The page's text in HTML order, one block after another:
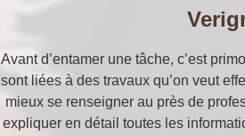
Avant d’entamer une tâche, c’est
sont liées à des travaux qu’on veut
mieux se renseigner au près de
expliquer en détail toutes les